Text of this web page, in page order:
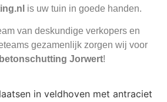
is uw tuin in goede handen.
van deskundige verkopers en
gezamenlijk zorgen wij voor
Jorwert!